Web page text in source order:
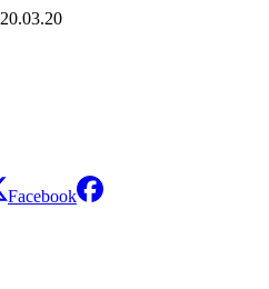
20.03.20
Facebook